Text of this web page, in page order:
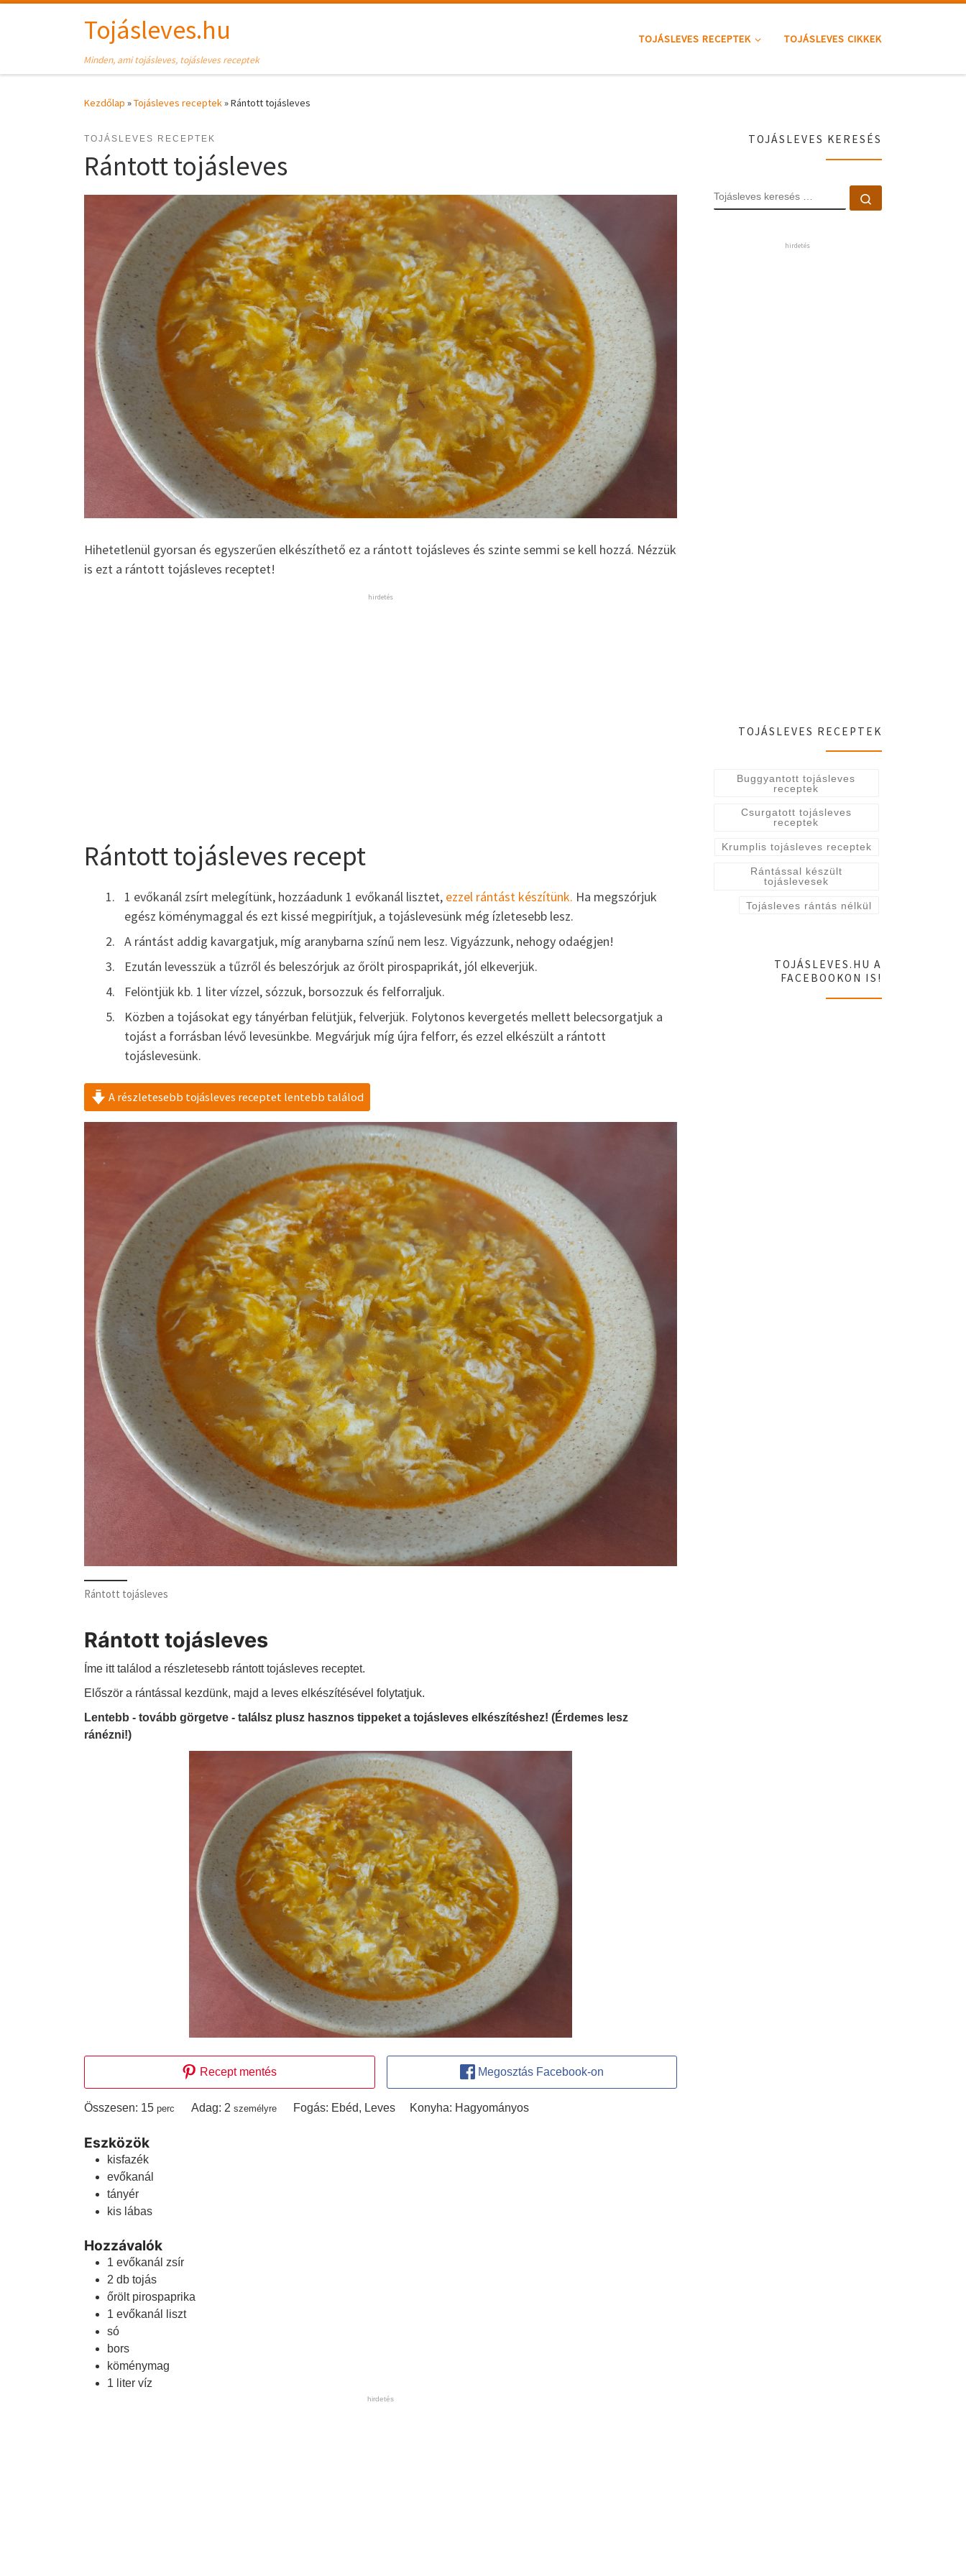
Skip to contentTojásleves.hu
Minden, ami tojásleves, tojásleves receptek
TOJÁSLEVES RECEPTEK TOJÁSLEVES CIKKEK
Kezdőlap »Tojásleves receptek»Rántott tojásleves
TOJÁSLEVES RECEPTEK
Rántott tojásleves
Hihetetlenül gyorsan és egyszerűen elkészíthető ez a rántott tojásleves és szinte semmi se kell hozzá. Nézzük
is ezt a rántott tojásleves receptet!
hirdetés
Rántott tojásleves recept
1 evőkanál zsírt melegítünk, hozzáadunk 1 evőkanál lisztet, ezzel rántást készítünk. Ha megszórjuk
egész köménymaggal és ezt kissé megpirítjuk, a tojáslevesünk még ízletesebb lesz.
A rántást addig kavargatjuk, míg aranybarna színű nem lesz. Vigyázzunk, nehogy odaégjen!
Ezután levesszük a tűzről és beleszórjuk az őrölt pirospaprikát, jól elkeverjük.
Felöntjük kb. 1 liter vízzel, sózzuk, borsozzuk és felforraljuk.
Közben a tojásokat egy tányérban felütjük, felverjük. Folytonos kevergetés mellett belecsorgatjuk a
tojást a forrásban lévő levesünkbe. Megvárjuk míg újra felforr, és ezzel elkészült a rántott
tojáslevesünk.
A részletesebb tojásleves receptet lentebb találod
Rántott tojásleves
Rántott tojásleves
Íme itt találod a részletesebb rántott tojásleves receptet.
Először a rántással kezdünk, majd a leves elkészítésével folytatjuk.
Lentebb - tovább görgetve - találsz plusz hasznos tippeket a tojásleves elkészítéshez! (Érdemes lesz
ránézni!)
Recept mentés Megosztás Facebook-on
Összesen: 15perc
perc Adag: 2 személyre Fogás: Ebéd, Leves Konyha: Hagyományos
Eszközök
kisfazék
evőkanál
tányér
kis lábas
Hozzávalók
1 evőkanál zsír
2 db tojás
őrölt pirospaprika
1 evőkanál
liszt
só
bors
köménymag
1 liter víz
hirdetés
TOJÁSLEVES KERESÉS
TOJÁSLEVES
hirdetés
TOJÁSLEVES RECEPTEK
Buggyantott tojásleves
receptek
Csurgatott tojásleves
receptek
Krumplis tojásleves receptek
Rántással készült
tojáslevesek
Tojásleves rántás nélkül
TOJÁSLEVES.HU A
FACEBOOKON IS!